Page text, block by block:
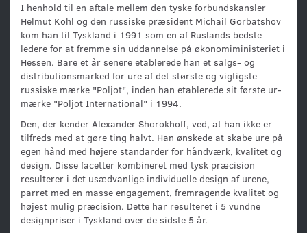
I henhold til en aftale mellem den tyske forbundskansler
Helmut Kohl og den russiske præsident Michail Gorbatshov
kom han til Tyskland i 1991 som en af ​​Ruslands bedste
ledere for at fremme sin uddannelse på økonomiministeriet i
Hessen. Bare et år senere etablerede han et salgs- og
distributionsmarked for ure af det største og vigtigste
russiske mærke "Poljot", inden han etablerede sit første ur-
mærke "Poljot International" i 1994.
Den, der kender Alexander Shorokhoff, ved, at han ikke er
tilfreds med at gøre ting halvt. Han ønskede at skabe ure på
egen hånd med højere standarder for håndværk, kvalitet og
design. Disse facetter kombineret med tysk præcision
resulterer i det usædvanlige individuelle design af urene,
parret med en masse engagement, fremragende kvalitet og
højest mulig præcision. Dette har resulteret i 5 vundne
designpriser i Tyskland over de sidste 5 år.